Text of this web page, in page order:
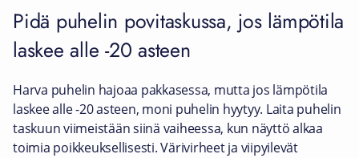
Pidä puhelin povitaskussa, jos lämpötila
laskee alle -20 asteen
Harva puhelin hajoaa pakkasessa, mutta jos lämpötila
laskee alle -20 asteen, moni puhelin hyytyy. Laita puhelin
taskuun viimeistään siinä vaiheessa, kun näyttö alkaa
toimia poikkeuksellisesti. Värivirheet ja viipyilevät